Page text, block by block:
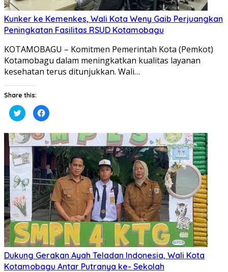
Kunker ke Kemenkes, Wali Kota Weny Gaib Perjuangkan
Peningkatan Fasilitas RSUD Kotamobagu
KOTAMOBAGU – Komitmen Pemerintah Kota (Pemkot)
Kotamobagu dalam meningkatkan kualitas layanan
kesehatan terus ditunjukkan. Wali…
Share this:
Klik
untuk
berbagi
Twitter(Membuka
di
jendela
yang
baru)
Klik
untuk
Facebook(Membuka
di
jendela
yang
baru)
Dukung Gerakan Ayah Teladan Indonesia, Wali Kota
Kotamobagu Antar Putranya ke- Sekolah